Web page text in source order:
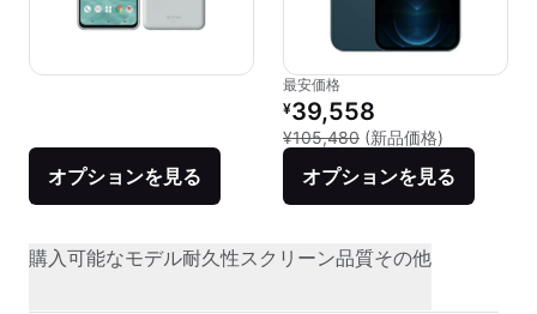
オプションを見る
最安価格
リファービッシュ品の価格：
¥39,558
¥105,480 (新品価格)
オプションを見る
購入可能なモデル耐久性スクリーン品質その他